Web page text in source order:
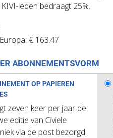
leden bedraagt 25%.
€ 163.47
ABONNEMENTSVORM
OP PAPIEREN
zeven keer per jaar de
editie van Civiele
via de post bezorgd.